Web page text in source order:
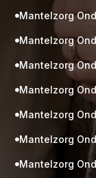
 Mantelzorg
 Mantelzorg
 Mantelzorg
 Mantelzorg
 Mantelzorg
 Mantelzorg
 Mantelzorg